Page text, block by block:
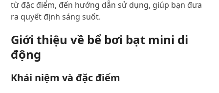
từ đặc điểm, đến hướng dẫn sử dụng, giúp bạn đưa
ra quyết định sáng suốt.
Giới thiệu về bể bơi bạt mini di
động
Khái niệm và đặc điểm